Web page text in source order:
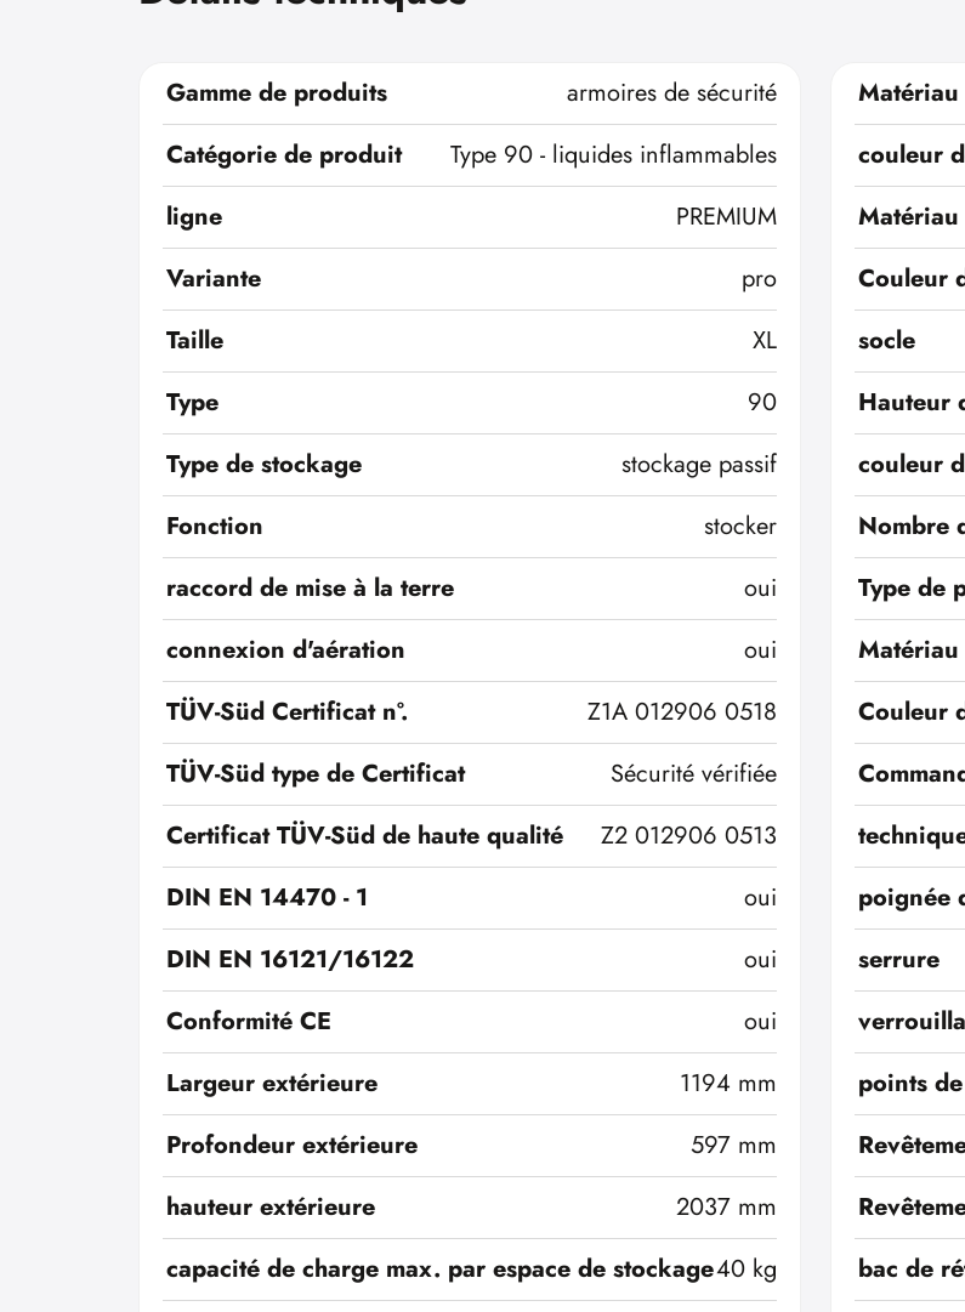
Gamme de produits
armoires de sécurité
Catégorie de produit
Type 90 - liquides inflammables
ligne
PREMIUM
Variante
pro
Taille
XL
Type
90
Type de stockage
stockage passif
Fonction
stocker
raccord de mise à la terre
oui
connexion d'aération
oui
TÜV-Süd Certificat n°.
Z1A 012906 0518
TÜV-Süd type de Certificat
Sécurité vérifiée
Certificat TÜV-Süd de haute qualité
Z2 012906 0513
DIN EN 14470 - 1
oui
DIN EN 16121/16122
oui
Conformité CE
oui
Largeur extérieure
1194 mm
Profondeur extérieure
597 mm
hauteur extérieure
2037 mm
capacité de charge max. par espace de stockage40 kg
couleur
Couleur
socle
Hauteur
couleur
Nombre
Type de
Couleur
poignée
serrure
points
bac de